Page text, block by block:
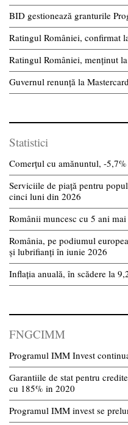
BID gestionează granturile
Ratingul României, confirmat
Ratingul României, menținut
Guvernul renunță la
Statistici
Comerțul cu amănuntul, -
Serviciile de piață pentru
cinci luni din 2026
Românii muncesc cu 5 ani
România, pe podiumul
și lubrifianți în iunie 2026
Inflația anuală, în scădere la
FNGCIMM
Programul IMM Invest
Garantiile de stat pentru
cu 185% in 2020
Programul IMM invest se